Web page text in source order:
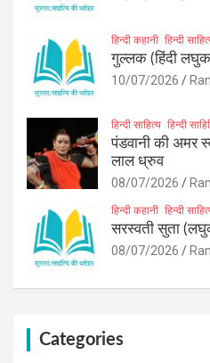
हिन्दी कहानी हिन्दी
गुल्लक (हिंदी
10/07/2026
हिन्दी साहित्य हिन्दी
पंडवानी की अमर
लाल ध्रुव
08/07/2026
हिन्दी कहानी हिन्दी
सरस्वती सुता
08/07/2026
Categories